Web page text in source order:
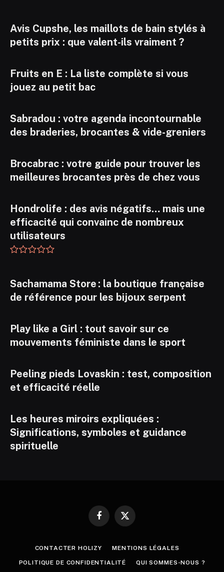
Avis Cupshe, les maillots de bain stylés à
petits prix : que valent-ils vraiment ?
Fruits en E : La liste complète si vous
jouez au petit bac
Sabradou : votre agenda incontournable
des braderies, brocantes & vide-greniers
Brocabrac : votre guide pour trouver les
meilleures brocantes près de chez vous
Hondrolife : des avis négatifs… mais une
efficacité qui convainc de nombreux
utilisateurs
Sachamama Store : la boutique française
de référence pour les bijoux serpent
Play like a Girl : tout savoir sur ce
mouvements féministe dans le sport
Peeling pieds Lovaskin : test, composition
et efficacité réelle
Les heures miroirs expliquées :
Significations, symboles et guidance
spirituelle
Facebook
X
CONTACTER HOLIZY MENTIONS LÉGALES
POLITIQUE DE CONFIDENTIALITÉ QUI SOMMES-NOUS ?